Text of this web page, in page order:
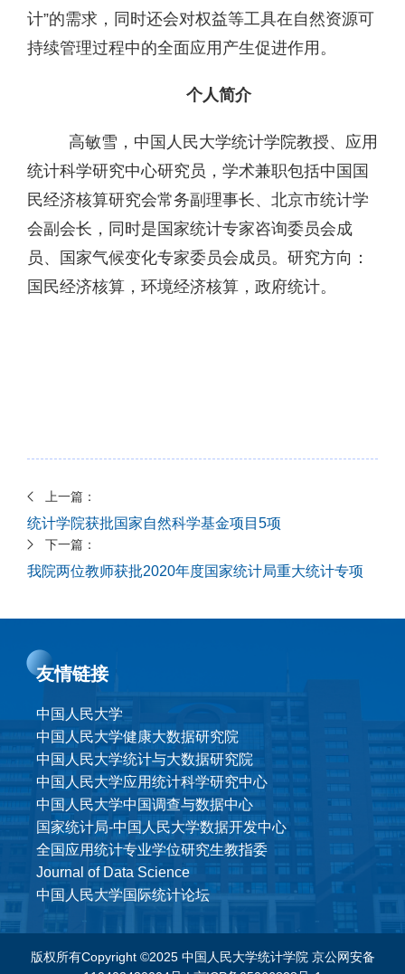
计”的需求，同时还会对权益等工具在自然资源可
持续管理过程中的全面应用产生促进作用。
个人简介
高敏雪，中国人民大学统计学院教授、应用
统计科学研究中心研究员，学术兼职包括中国国
民经济核算研究会常务副理事长、北京市统计学
会副会长，同时是国家统计专家咨询委员会成
员、国家气候变化专家委员会成员。研究方向：
国民经济核算，环境经济核算，政府统计。
上一篇：
统计学院获批国家自然科学基金项目5项
下一篇：
我院两位教师获批2020年度国家统计局重大统计专项
友情链接
中国人民大学
中国人民大学健康大数据研究院
中国人民大学统计与大数据研究院
中国人民大学应用统计科学研究中心
中国人民大学中国调查与数据中心
国家统计局-中国人民大学数据开发中心
全国应用统计专业学位研究生教指委
Journal of Data Science
中国人民大学国际统计论坛
版权所有Copyright ©2025 中国人民大学统计学院 京公网安备